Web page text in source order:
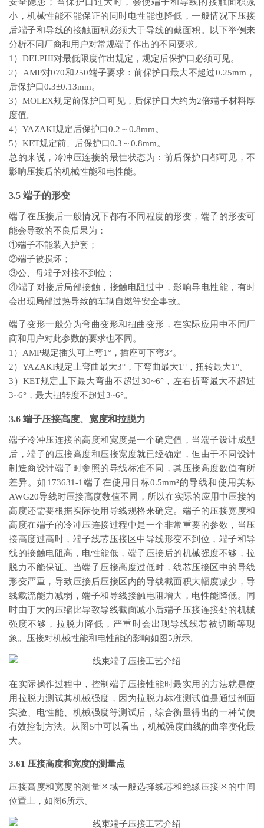
小，机械性能不能保证的同时电性能也降低，一般情况下压接
后端子和导线的接触面积必须大于导线的截面积。以下举例来
分析不同厂商和用户对常规端子作出的不同要求。
1）DELPHI对最低限度作出规定，规定后保护口必须可见。
2）AMP对070和250端子要求：前保护口最大不超过0.25mm，
后保护口0.3±0.13mm。
3）MOLEX规定前保护口可见，后保护口大约为2倍端子材料厚
度值。
4）YAZAKI规定后保护口0.2～0.8mm。
5）KET规定前、后保护口0.3～0.8mm。
总的来说，冷冲压连接的最佳状态为：前后保护口都可见，不
影响压接后的机械性能和电性能。
3.5 端子的形变
端子在压接后一般情况下都有不同程度的形变，端子的形变可
能会导致的不良后果为：
①端子不能装入护套；
②端子被损坏；
③公、母端子对接不到位；
④端子对接后局部接触，接触电阻过中，影响导电性能，有时
会出现局部过热导致的车辆自燃等安全事故。
端子变形一般分为弯曲变形和扭曲变形，在实际应用中不同厂
商和用户对此参数的要求也不同。
1）AMP规定插头可上弯1°，插座可下弯3°。
2）YAZAKI规定上弯曲最大3°，下弯曲最大1°，扭转最大1°。
3）KET规定上下最大弯曲不超过30~6°，左右折弯最大不超过
3~6°，最大扭转度不超过3~6°。
3.6 端子压接高度、宽度和拉脱力
端子冷冲压连接的高度和宽度是一个确定值，当端子设计成型
后，端子的压接高度和压接宽度就已经确定，但由于不同设计
制造商设计端子时参照的导线标准不同，其压接高度数值有所
差异。如173631-1端子在使用日标0.5mm²的导线和使用美标
AWG20导线时压接高度数值不同，所以在实际的应用中压接的
高度还需要根据实际使用导线规格来确定。端子的压接宽度和
高度在端子的冷冲压连接过程中是一个非常重要的参数，当压
接高度过高时，端子线芯压接区中导线形变不到位，端子和导
线的接触电阻高，电性能低，端子压接后的机械强度不够，拉
脱力不能保证。当端子压接高度过低时，线芯压接区中的导线
形变严重，导致压接后压接区内的导线截面积大幅度减少，导
线载流能力减弱，端子和导线接触电阻增大，电性能降低。同
时由于大的压缩比导致导线截面减小后端子压接连接处的机械
强度不够，拉脱力降低，严重时会出现导线线芯被切断等现
象。压接对机械性能和电性能的影响如图5所示。
在实际操作过程中，控制端子压接性能时最实用的方法就是使
用拉脱力测试其机械强度，因为拉脱力标准测试值是通过剖面
实验、电性能、机械强度等测试后，综合衡量得出的一种简便
有效控制方法。从图5中可以看出，机械强度曲线的曲率变化最
大。
3.61 压接高度和宽度的测量点
压接高度和宽度的测量区域一般选择线芯和绝缘压接区的中间
位置上，如图6所示。